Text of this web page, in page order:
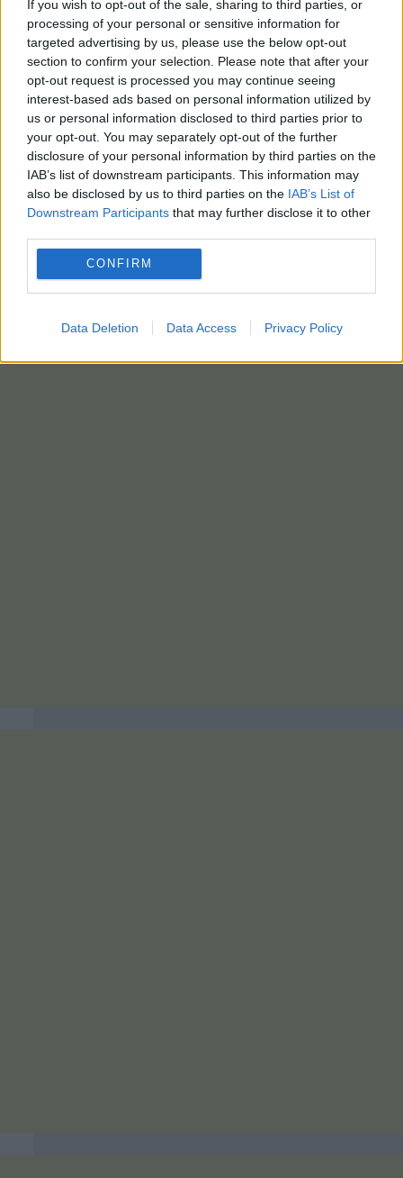
If you wish to opt-out of the sale, sharing to third parties, or
processing of your personal or sensitive information for
targeted advertising by us, please use the below opt-out
section to confirm your selection. Please note that after your
opt-out request is processed you may continue seeing
interest-based ads based on personal information utilized by
us or personal information disclosed to third parties prior to
your opt-out. You may separately opt-out of the further
disclosure of your personal information by third parties on the
IAB’s list of downstream participants. This information may
also be disclosed by us to third parties on the IAB’s List of
Downstream Participants that may further disclose it to other
CONFIRM
Data Deletion Data Access Privacy Policy